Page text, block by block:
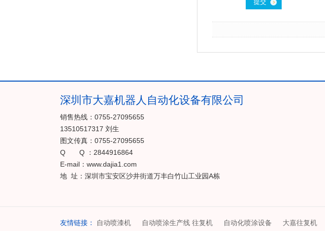
深圳市大嘉机器人自动化设备有限公司
销售热线：0755-27095655
13510517317 刘生
图文传真：0755-27095655
Q Q ：2844916864
E-mail：www.dajia1.com
地 址：深圳市宝安区沙井街道万丰白竹山工业园A栋
友情链接： 自动喷漆机 自动喷涂生产线 往复机 自动化喷涂设备 大嘉往复机